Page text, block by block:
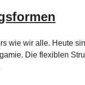
wie wir alle. Heute
Die flexiblen